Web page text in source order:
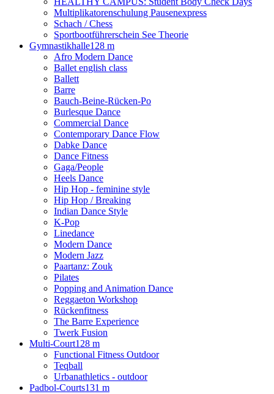
Multiplikatorenschulung Pausenexpress
Schach / Chess
Sportbootführerschein See Theorie
Gymnastikhalle128 m
Afro Modern Dance
Ballet english class
Ballett
Barre
Bauch-Beine-Rücken-Po
Burlesque Dance
Commercial Dance
Contemporary Dance Flow
Dabke Dance
Dance Fitness
Gaga/People
Heels Dance
Hip Hop - feminine style
Hip Hop / Breaking
Indian Dance Style
K-Pop
Linedance
Modern Dance
Modern Jazz
Paartanz: Zouk
Pilates
Popping and Animation Dance
Reggaeton Workshop
Rückenfitness
The Barre Experience
Twerk Fusion
Multi-Court128 m
Functional Fitness Outdoor
Teqball
Urbanathletics - outdoor
Padbol-Courts131 m